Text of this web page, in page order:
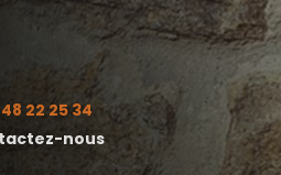
22 25 34
nous